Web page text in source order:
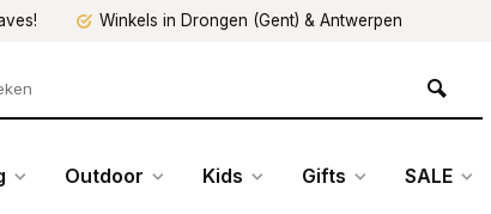
Winkels in Drongen (Gent) & Antwerpen
Outdoor Kids Gifts SALE